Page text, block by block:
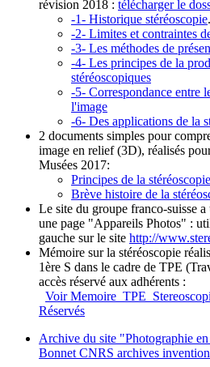
révision 2018 : télécharger le
-1- Historique stéréoscopie.
-2- Limites et contraintes
-3- Les méthodes de
-4- Les principes de la
stéréoscopiques
-5- Correspondance entre
l'image
-6- Des applications de la
2 documents simples pour
image en relief (3D), réalisés
Musées 2017:
Principes de la
Brève histoire de la
Le site du groupe franco-suisse
une page "Appareils Photos" :
gauche sur le site http://
Mémoire sur la stéréoscopie
1ère S dans le cadre de TPE
accès réservé aux adhérents :
Voir
Réservés
Archive du site "Photographie
Bonnet CNRS archives